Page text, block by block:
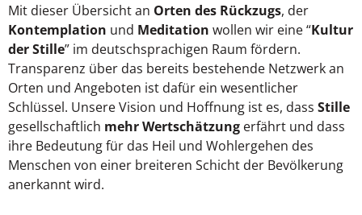
Mit dieser Übersicht an Orten des Rückzugs, der
Kontemplation und Meditation wollen wir eine “Kultur
der Stille” im deutschsprachigen Raum fördern.
Transparenz über das bereits bestehende Netzwerk an
Orten und Angeboten ist dafür ein wesentlicher
Schlüssel. Unsere Vision und Hoffnung ist es, dass Stille
gesellschaftlich mehr Wertschätzung erfährt und dass
ihre Bedeutung für das Heil und Wohlergehen des
Menschen von einer breiteren Schicht der Bevölkerung
anerkannt wird.